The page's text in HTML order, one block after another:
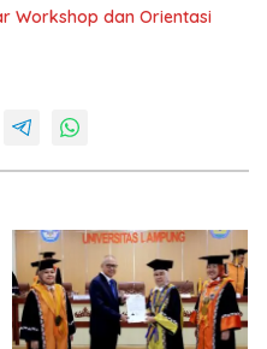
Workshop dan Orientasi